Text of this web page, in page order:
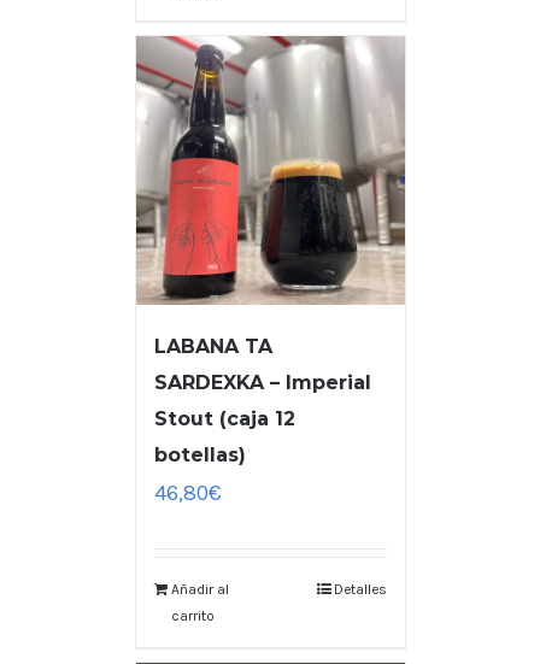
LABANA TA
SARDEXKA – Imperial
Stout (caja 12
botellas)
46,80€
Añadir al
carrito
Detalles